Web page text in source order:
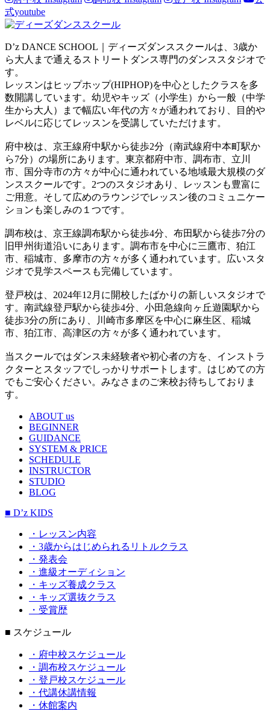
式youtube
D’z DANCE SCHOOL｜ディーズダンススクールは、3歳か
ら大人まで通えるストリートダンス専門のダンススタジオで
す。
レッスンはヒップホップ(HIPHOP)を中心としたクラスを多
数開講しています。幼児やキッズ（小学生）から一般（中学
生から大人）まで幅広い年代の方々が通われており、目的や
レベルに応じてレッスンを受講していただけます。
府中校は、京王線府中駅から徒歩2分（南武線府中本町駅か
ら7分）の場所にあります。東京都府中市、調布市、立川
市、国分寺市の方々が中心に通われている地域最大規模のダ
ンススクールです。2つのスタジオあり、レッスンも豊富に
ご用意。そして広めのラウンジでレッスン後のコミュニケー
ションも楽しみの１つです。
調布校は、京王線調布駅から徒歩4分、布田駅から徒歩7分の
旧甲州街道沿いにあります。調布市を中心に三鷹市、狛江
市、稲城市、多摩市の方々が多く通われています。広いスタ
ジオで見学スペースも完備しています。
登戸校は、2024年12月に開校したばかりの新しいスタジオで
す。南武線登戸駅から徒歩4分、小田急線向ヶ丘遊園駅から
徒歩3分の所にあり、川崎市多摩区を中心に麻生区、稲城
市、狛江市、高津区の方々が多く通われています。
当スクールではダンス未経験者や初心者の方を、インストラ
クターとスタッフでしっかりサポートします。はじめての方
でもご安心ください。みなさまのご来校お待ちしておりま
す。
ABOUT us
BEGINNER
GUIDANCE
SYSTEM & PRICE
SCHEDULE
INSTRUCTOR
STUDIO
BLOG
■ D’z KIDS
・レッスン内容
・3歳からはじめられるリトルクラス
・発表会
・進級オーディション
・キッズ養成クラス
・キッズ選抜クラス
・受賞歴
■ スケジュール
・府中校スケジュール
・調布校スケジュール
・登戸校スケジュール
・代講休講情報
・休館案内